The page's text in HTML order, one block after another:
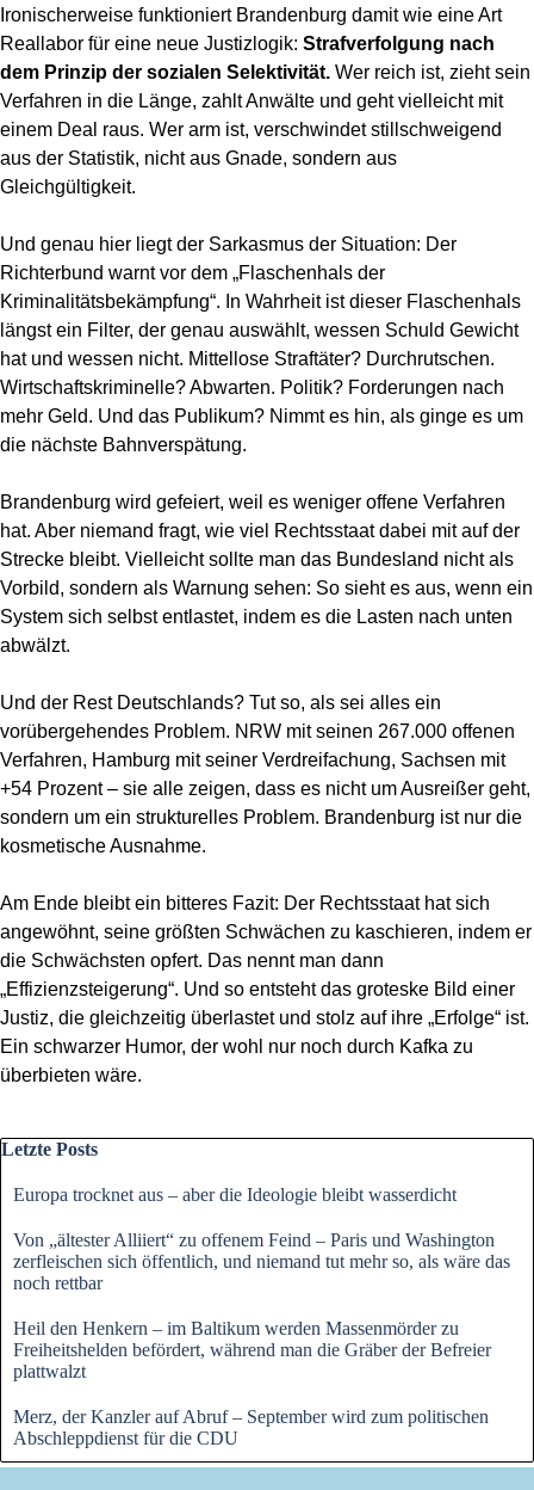
Ironischerweise funktioniert Brandenburg damit wie eine Art
Reallabor für eine neue Justizlogik: Strafverfolgung nach
dem Prinzip der sozialen Selektivität. Wer reich ist, zieht sein
Verfahren in die Länge, zahlt Anwälte und geht vielleicht mit
einem Deal raus. Wer arm ist, verschwindet stillschweigend
aus der Statistik, nicht aus Gnade, sondern aus
Gleichgültigkeit.
Und genau hier liegt der Sarkasmus der Situation: Der
Richterbund warnt vor dem „Flaschenhals der
Kriminalitätsbekämpfung“. In Wahrheit ist dieser Flaschenhals
längst ein Filter, der genau auswählt, wessen Schuld Gewicht
hat und wessen nicht. Mittellose Straftäter? Durchrutschen.
Wirtschaftskriminelle? Abwarten. Politik? Forderungen nach
mehr Geld. Und das Publikum? Nimmt es hin, als ginge es um
die nächste Bahnverspätung.
Brandenburg wird gefeiert, weil es weniger offene Verfahren
hat. Aber niemand fragt, wie viel Rechtsstaat dabei mit auf der
Strecke bleibt. Vielleicht sollte man das Bundesland nicht als
Vorbild, sondern als Warnung sehen: So sieht es aus, wenn ein
System sich selbst entlastet, indem es die Lasten nach unten
abwälzt.
Und der Rest Deutschlands? Tut so, als sei alles ein
vorübergehendes Problem. NRW mit seinen 267.000 offenen
Verfahren, Hamburg mit seiner Verdreifachung, Sachsen mit
+54 Prozent – sie alle zeigen, dass es nicht um Ausreißer geht,
sondern um ein strukturelles Problem. Brandenburg ist nur die
kosmetische Ausnahme.
Am Ende bleibt ein bitteres Fazit: Der Rechtsstaat hat sich
angewöhnt, seine größten Schwächen zu kaschieren, indem er
die Schwächsten opfert. Das nennt man dann
„Effizienzsteigerung“. Und so entsteht das groteske Bild einer
Justiz, die gleichzeitig überlastet und stolz auf ihre „Erfolge“ ist.
Ein schwarzer Humor, der wohl nur noch durch Kafka zu
überbieten wäre.
Block überspringen Letzte Posts
Letzte Posts
Europa trocknet aus – aber die Ideologie bleibt wasserdicht
Von „ältester Alliiert“ zu offenem Feind – Paris und Washington
zerfleischen sich öffentlich, und niemand tut mehr so, als wäre das
noch rettbar
Heil den Henkern – im Baltikum werden Massenmörder zu
Freiheitshelden befördert, während man die Gräber der Befreier
plattwalzt
Merz, der Kanzler auf Abruf – September wird zum politischen
Abschleppdienst für die CDU